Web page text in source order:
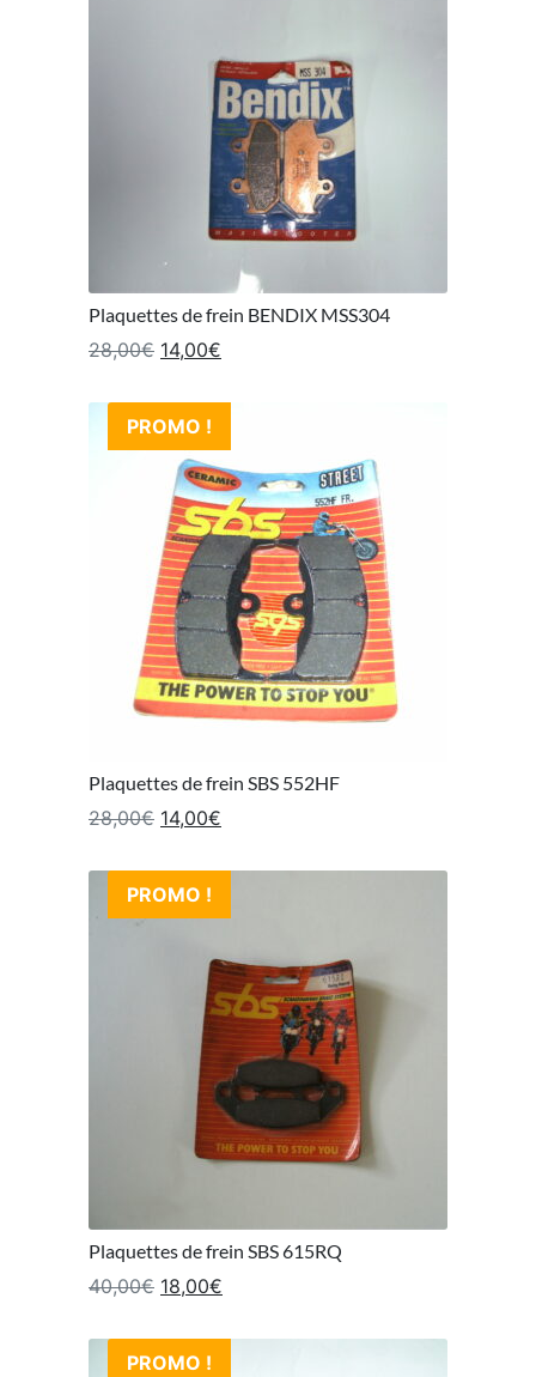
Plaquettes de frein BENDIX MSS304
28,00€ Le prix initial était : 28,00€.
14,00€
PROMO !
Plaquettes de frein SBS 552HF
28,00€ Le prix initial était : 28,00€.
14,00€
PROMO !
Plaquettes de frein SBS 615RQ
40,00€ Le prix initial était : 40,00€.
18,00€
PROMO !